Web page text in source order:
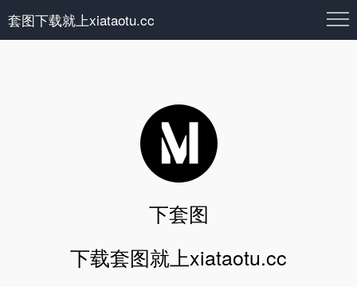
套图下载就上xiataotu.cc
下套图
下载套图就上xiataotu.cc